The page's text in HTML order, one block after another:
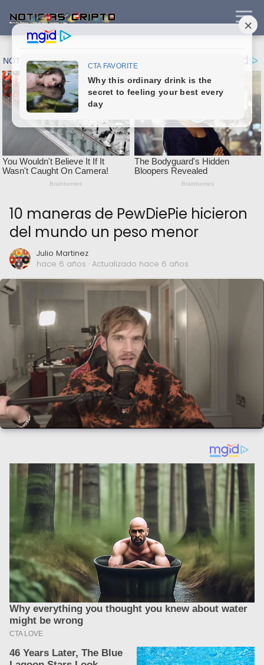
10 maneras de PewDiePie hicieron
del mundo un peso menor
Julio Martinez
hace 6 años · Actualizado hace 6 años